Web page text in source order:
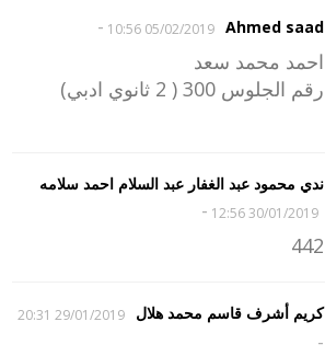
Ahmed saad
05/02/2019 10:56
-
احمد محمد سعد
رقم الجلوس 300 ( 2 ثانوي ادبي)
ندي محمود عبد الغفار عبد السلام احمد سلامه
30/01/2019 12:56
-
442
كريم أشرف قاسم محمد هلال 29/01/2019 20:31
-